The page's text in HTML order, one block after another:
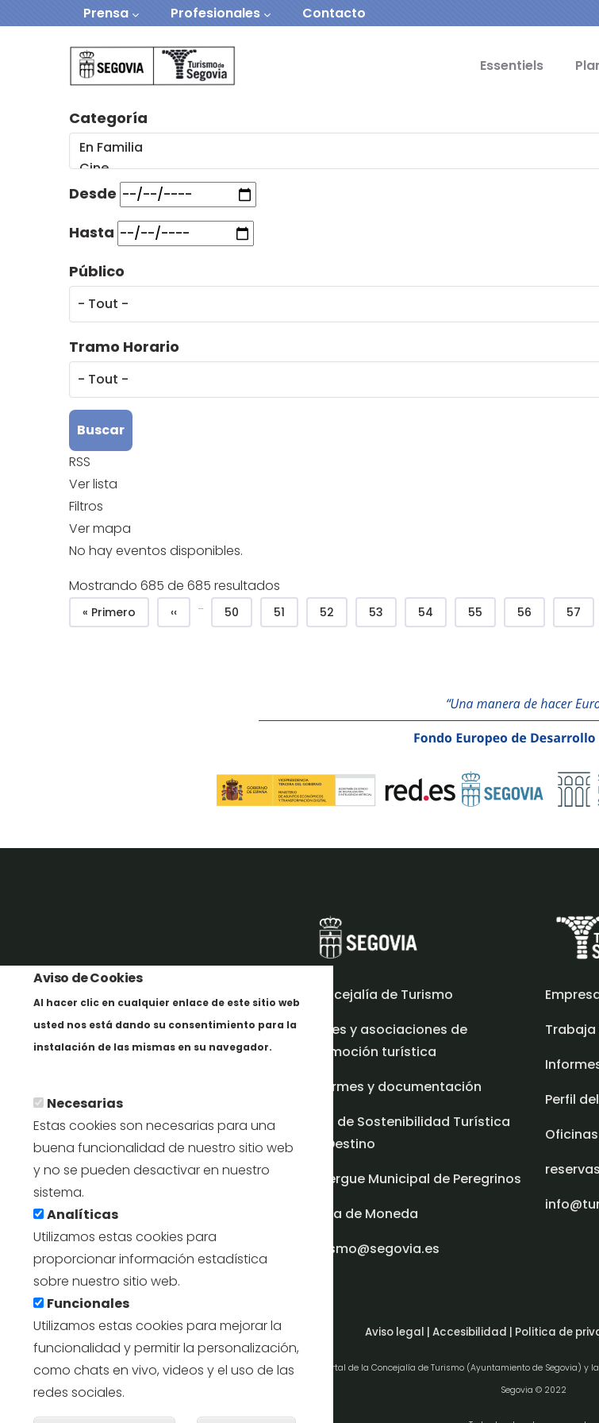
Aviso de Cookies
Al hacer clic en cualquier enlace de este sitio web
usted nos está dando su consentimiento para la
instalación de las mismas en su navegador.
Necesarias
Estas cookies son necesarias para una
buena funcionalidad de nuestro sitio web
y no se pueden desactivar en nuestro
sistema.
Analíticas
Utilizamos estas cookies para
proporcionar información estadística
sobre nuestro sitio web.
Funcionales
Utilizamos estas cookies para mejorar la
funcionalidad y permitir la personalización,
como chats en vivo, videos y el uso de las
redes sociales.
Aller au contenu principalNavegación secundaria
Prensa Profesionales Contacto
Essentiels
Categoría
Desde
Hasta
Público
Tramo Horario
RSS
Ver lista
Filtros
Ver mapa
No hay eventos disponibles.
Mostrando 685 de 685 resultados
Pagination
Première page
« Primero Page précédente
‹‹ … Página
50 Página
51 Página
52 Página
53 Página
54 Página
55 Página
56 Página
57
Concejalía de Turismo
Redes y asociaciones de
promoción turística
Informes y documentación
Plan de Sostenibilidad Turística
en Destino
Albergue Municipal de Peregrinos
Casa de Moneda
turismo@segovia.es
Perfil
Aviso legal | Accesibilidad | Politica de
Portal de la Concejalía de Turismo (Ayuntamiento de Segovia) y
Segovia © 2022